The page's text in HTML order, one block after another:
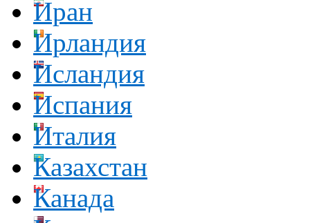
Иран
Ирландия
Исландия
Испания
Италия
Казахстан
Канада